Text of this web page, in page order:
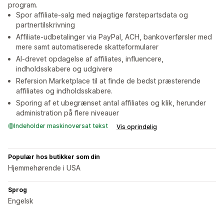
program.
Spor affiliate-salg med nøjagtige førstepartsdata og
partnertilskrivning
Affiliate-udbetalinger via PayPal, ACH, bankoverførsler med
mere samt automatiserede skatteformularer
AI-drevet opdagelse af affiliates, influencere,
indholdsskabere og udgivere
Refersion Marketplace til at finde de bedst præsterende
affiliates og indholdsskabere.
Sporing af et ubegrænset antal affiliates og klik, herunder
administration på flere niveauer
Indeholder maskinoversat tekst Vis oprindelig
Populær hos butikker som din
Hjemmehørende i USA
Sprog
Engelsk